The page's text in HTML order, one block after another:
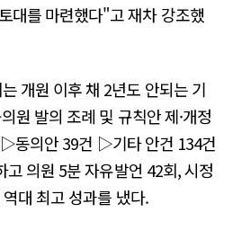
대를 마련했다"고 재차 강조했
개원 이후 채 2년도 안되는 기
원 발의 조례 및 규칙안 제·개정
동의안 39건 ▷기타 안건 134건
고 의원 5분 자유발언 42회, 시정
대 최고 성과를 냈다.